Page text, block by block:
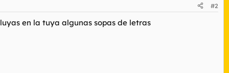
#2
en la tuya algunas sopas de letras